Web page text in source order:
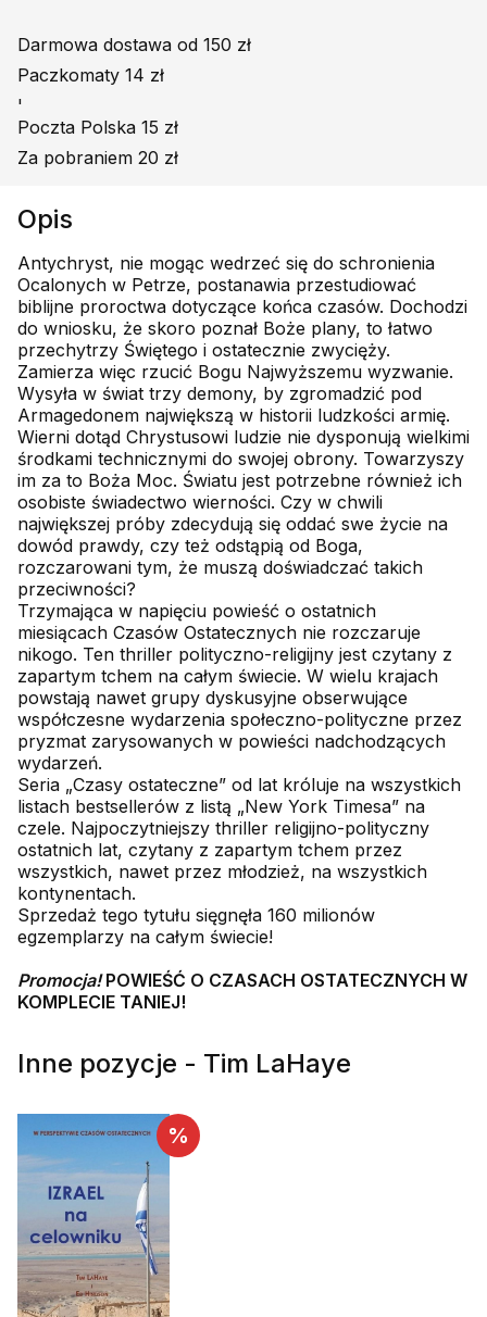
Darmowa dostawa od 150 zł
Paczkomaty 14 zł
'
Poczta Polska 15 zł
Za pobraniem 20 zł
Opis
Antychryst, nie mogąc wedrzeć się do schronienia
Ocalonych w Petrze, postanawia przestudiować
biblijne proroctwa dotyczące końca czasów. Dochodzi
do wniosku, że skoro poznał Boże plany, to łatwo
przechytrzy Świętego i ostatecznie zwycięży.
Zamierza więc rzucić Bogu Najwyższemu wyzwanie.
Wysyła w świat trzy demony, by zgromadzić pod
Armagedonem największą w historii ludzkości armię.
Wierni dotąd Chrystusowi ludzie nie dysponują wielkimi
środkami technicznymi do swojej obrony. Towarzyszy
im za to Boża Moc. Światu jest potrzebne również ich
osobiste świadectwo wierności. Czy w chwili
największej próby zdecydują się oddać swe życie na
dowód prawdy, czy też odstąpią od Boga,
rozczarowani tym, że muszą doświadczać takich
przeciwności?
Trzymająca w napięciu powieść o ostatnich
miesiącach Czasów Ostatecznych nie rozczaruje
nikogo. Ten thriller polityczno-religijny jest czytany z
zapartym tchem na całym świecie. W wielu krajach
powstają nawet grupy dyskusyjne obserwujące
współczesne wydarzenia społeczno-polityczne przez
pryzmat zarysowanych w powieści nadchodzących
wydarzeń.
Seria „Czasy ostateczne” od lat króluje na wszystkich
listach bestsellerów z listą „New York Timesa” na
czele. Najpoczytniejszy thriller religijno-polityczny
ostatnich lat, czytany z zapartym tchem przez
wszystkich, nawet przez młodzież, na wszystkich
kontynentach.
Sprzedaż tego tytułu sięgnęła 160 milionów
egzemplarzy na całym świecie!
Promocja!POWIEŚĆ O CZASACH OSTATECZNYCH W
KOMPLECIE TANIEJ!
Inne pozycje - Tim LaHaye
%